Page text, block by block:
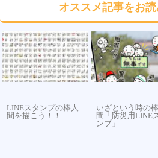
オススメ記事をお
LINEスタンプの棒人
間を描こう！！
いざという時の
間「防災用LINE
ンプ」